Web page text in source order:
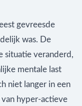
gevreesde
was. De
situatie veranderd,
mentale last
niet langer in een
van hyper-actieve